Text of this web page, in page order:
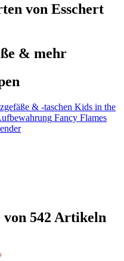
von Esschert
& mehr
& -taschen Kids in the
Fancy Flames
von 542 Artikeln